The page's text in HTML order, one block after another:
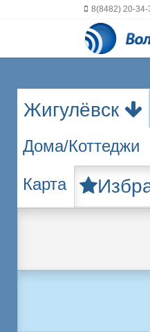
8(8482) 20-34-
Жигулёвск
Дома/Коттеджи
Карта